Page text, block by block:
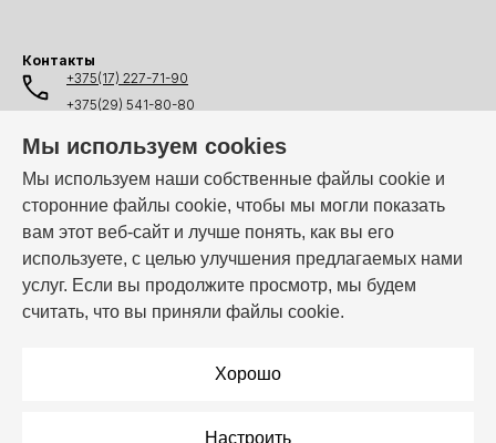
Мы используем cookies
Мы используем наши собственные файлы cookie и
сторонние файлы cookie, чтобы мы могли показать
вам этот веб-сайт и лучше понять, как вы его
используете, с целью улучшения предлагаемых нами
услуг. Если вы продолжите просмотр, мы будем
считать, что вы приняли файлы cookie.
Хорошо
Настроить
Контакты
+375(17) 227-71-90
+375(29) 541-80-80
+375(44) 541-80-80
info@i-ven.by
Мы в мессенджерах:
Режим работы: Пн–Пт: 10:00 – 19:00